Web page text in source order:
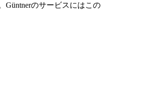
Güntnerのサービスにはこの